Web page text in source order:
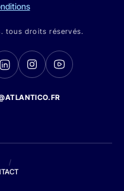
tous droits réservés.
/